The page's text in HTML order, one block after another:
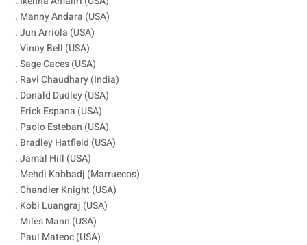
. Manny Andara (USA)
. Jun Arriola (USA)
. Vinny Bell (USA)
. Sage Caces (USA)
. Ravi Chaudhary (India)
. Donald Dudley (USA)
. Erick Espana (USA)
. Paolo Esteban (USA)
. Bradley Hatfield (USA)
. Jamal Hill (USA)
. Mehdi Kabbadj (Marruecos)
. Chandler Knight (USA)
. Kobi Luangraj (USA)
. Miles Mann (USA)
. Paul Mateoc (USA)